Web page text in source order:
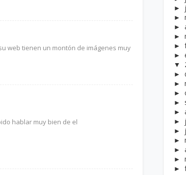
web tienen un montón de imágenes muy
hablar muy bien de el
►
►
►
►
►
►
▼
►
►
►
►
►
►
►
►
►
►
►